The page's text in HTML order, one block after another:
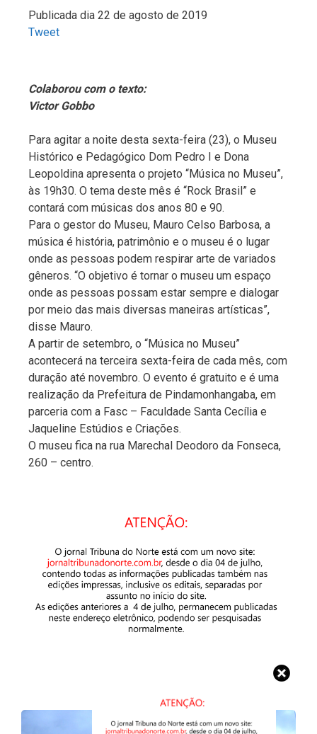
Publicada dia 22 de agosto de 2019
Tweet
Colaborou com o texto:
Victor Gobbo
Para agitar a noite desta sexta-feira (23), o Museu
Histórico e Pedagógico Dom Pedro I e Dona
Leopoldina apresenta o projeto “Música no Museu”,
às 19h30. O tema deste mês é “Rock Brasil” e
contará com músicas dos anos 80 e 90.
Para o gestor do Museu, Mauro Celso Barbosa, a
música é história, patrimônio e o museu é o lugar
onde as pessoas podem respirar arte de variados
gêneros. “O objetivo é tornar o museu um espaço
onde as pessoas possam estar sempre e dialogar
por meio das mais diversas maneiras artísticas”,
disse Mauro.
A partir de setembro, o “Música no Museu”
acontecerá na terceira sexta-feira de cada mês, com
duração até novembro. O evento é gratuito e é uma
realização da Prefeitura de Pindamonhangaba, em
parceria com a Fasc – Faculdade Santa Cecília e
Jaqueline Estúdios e Criações.
O museu fica na rua Marechal Deodoro da Fonseca,
260 – centro.